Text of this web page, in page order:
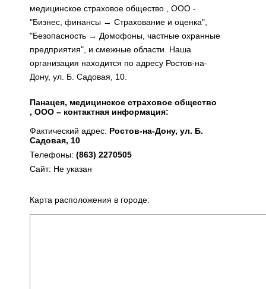
медицинское страховое общество , ООО -
"Бизнес, финансы → Страхование и оценка",
"Безопасность → Домофоны, частные охранные
предприятия", и смежные области. Наша
организация находится по адресу Ростов-на-
Дону, ул. Б. Садовая, 10.
Панацея, медицинское страховое общество
, ООО – контактная информация:
Фактический адрес: Ростов-на-Дону, ул. Б.
Садовая, 10
Телефоны: (863) 2270505
Сайт: Не указан
Карта расположения в городе: